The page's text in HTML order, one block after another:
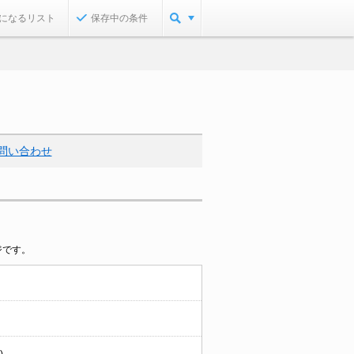
なるリスト 保存中の条件
い合わせ
す。